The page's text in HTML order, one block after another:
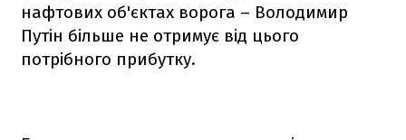
нафтових об'єктах ворога – Володимир
Путін більше не отримує від цього
потрібного прибутку.